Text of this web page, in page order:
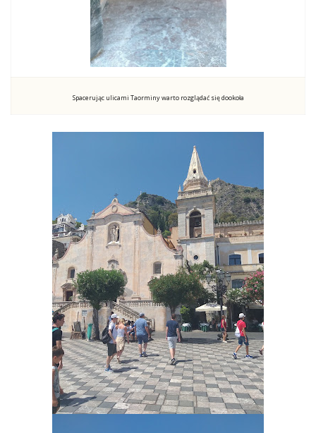
Spacerując ulicami Taorminy warto rozglądać się dookoła